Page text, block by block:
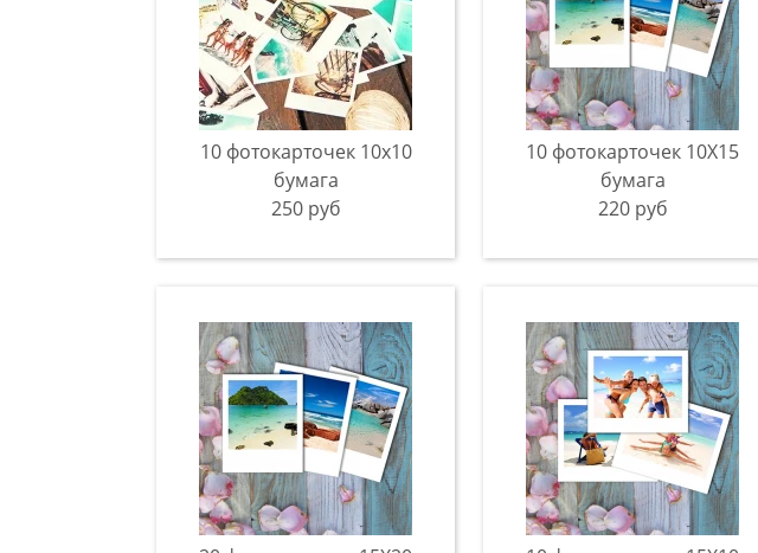
10 фотокарточек 10х10
бумага
250 руб
10 фотокарточек 10X15
бумага
220 руб